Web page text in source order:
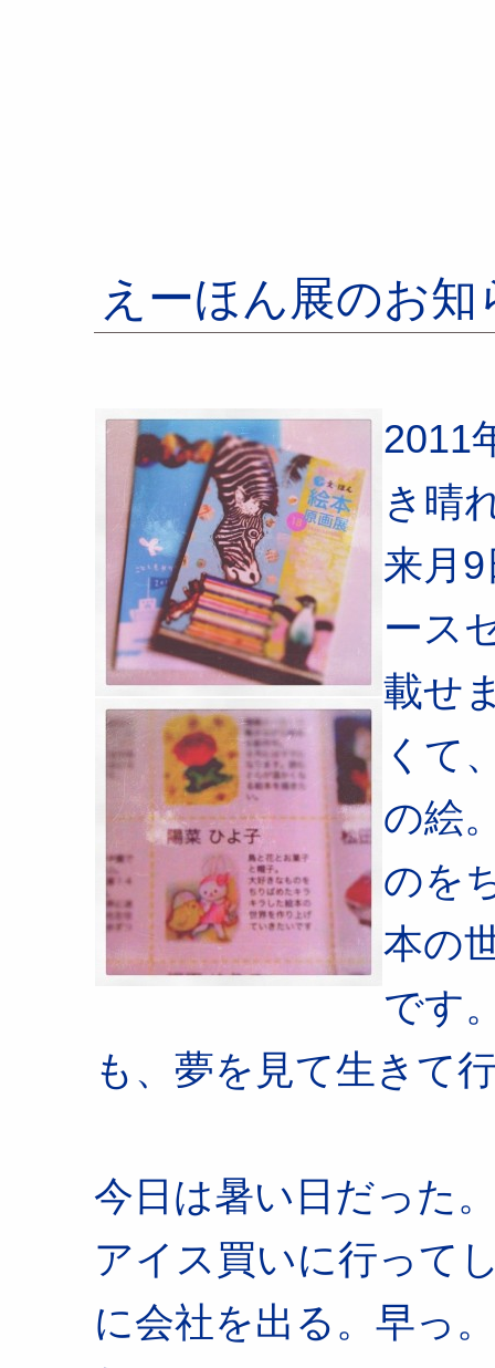
えーほん展のお知
2011
き晴
来月
ース
載せ
くて
の絵
のを
本の
です
も、夢を見て生きて
今日は暑い日だった
アイス買いに行って
に会社を出る。早っ